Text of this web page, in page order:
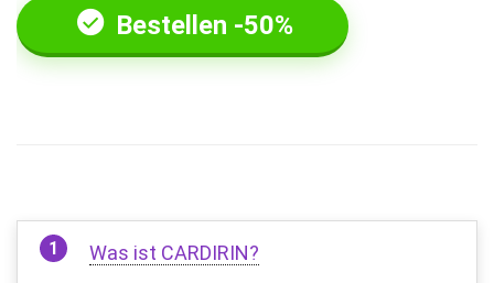
Bestellen -50%
Was ist CARDIRIN?